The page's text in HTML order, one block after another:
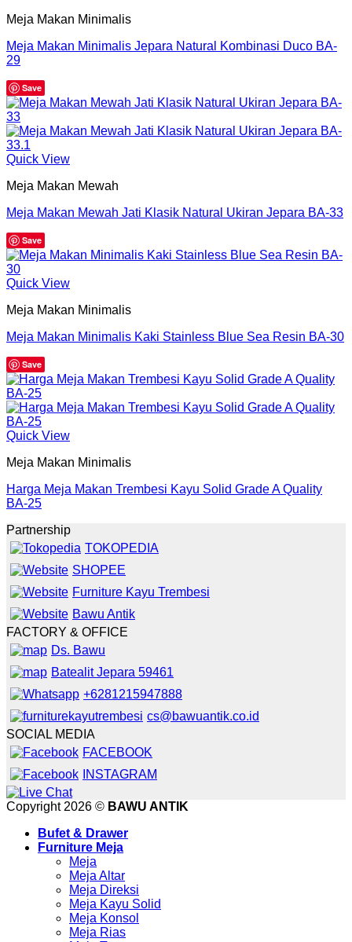
Meja Makan Minimalis
Meja Makan Minimalis Jepara Natural Kombinasi Duco BA-
29
Save
Quick View
Meja Makan Mewah
Meja Makan Mewah Jati Klasik Natural Ukiran Jepara BA-33
Save
Quick View
Meja Makan Minimalis
Meja Makan Minimalis Kaki Stainless Blue Sea Resin BA-30
Save
Quick View
Meja Makan Minimalis
Harga Meja Makan Trembesi Kayu Solid Grade A Quality
BA-25
Partnership
TOKOPEDIA
SHOPEE
Furniture Kayu Trembesi
Bawu Antik
FACTORY & OFFICE
Ds. Bawu
Batealit Jepara 59461
+6281215947888
cs@bawuantik.co.id
SOCIAL MEDIA
FACEBOOK
INSTAGRAM
Copyright 2026 © BAWU ANTIK
Bufet & Drawer
Furniture Meja
Meja
Meja Altar
Meja Direksi
Meja Kayu Solid
Meja Konsol
Meja Rias